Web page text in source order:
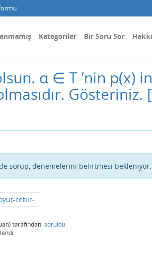
Kategoriler Bir Soru Sor
α ∈ T ’nin p(x)
Gösteriniz.
sorup, denemelerini belirtmesi bekleniyor.
cebir-
tarafından soruldu